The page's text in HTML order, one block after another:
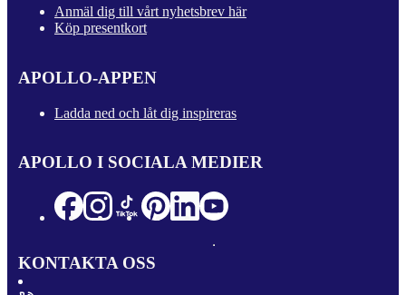
Anmäl dig till vårt nyhetsbrev här
Köp presentkort
APOLLO-APPEN
Ladda ned och låt dig inspireras
APOLLO I SOCIALA MEDIER
KONTAKTA OSS